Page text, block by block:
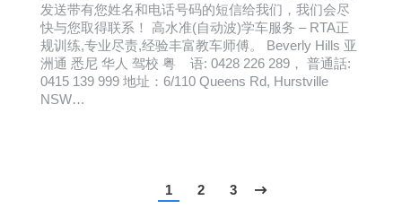
发送带有您姓名和电话号码的短信给我们，我们会尽
快与您取得联系！ 高水准(自动波)学车服务 – RTA正
规训练,专业尽责,经验丰富教车师傅。 Beverly Hills 亚
洲通 悉尼 华人 驾校 粤 语: 0428 226 289， 普通話:
0415 139 999 地址：6/110 Queens Rd, Hurstville
NSW…
1 2 3